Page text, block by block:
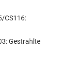
CS116:
Gestrahlte